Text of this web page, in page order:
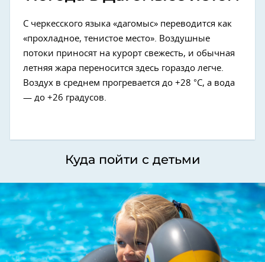
С черкесского языка «дагомыс» переводится как
«прохладное, тенистое место». Воздушные
потоки приносят на курорт свежесть, и обычная
летняя жара переносится здесь гораздо легче.
Воздух в среднем прогревается до +28 °C, а вода
— до +26 градусов.
Куда пойти с детьми